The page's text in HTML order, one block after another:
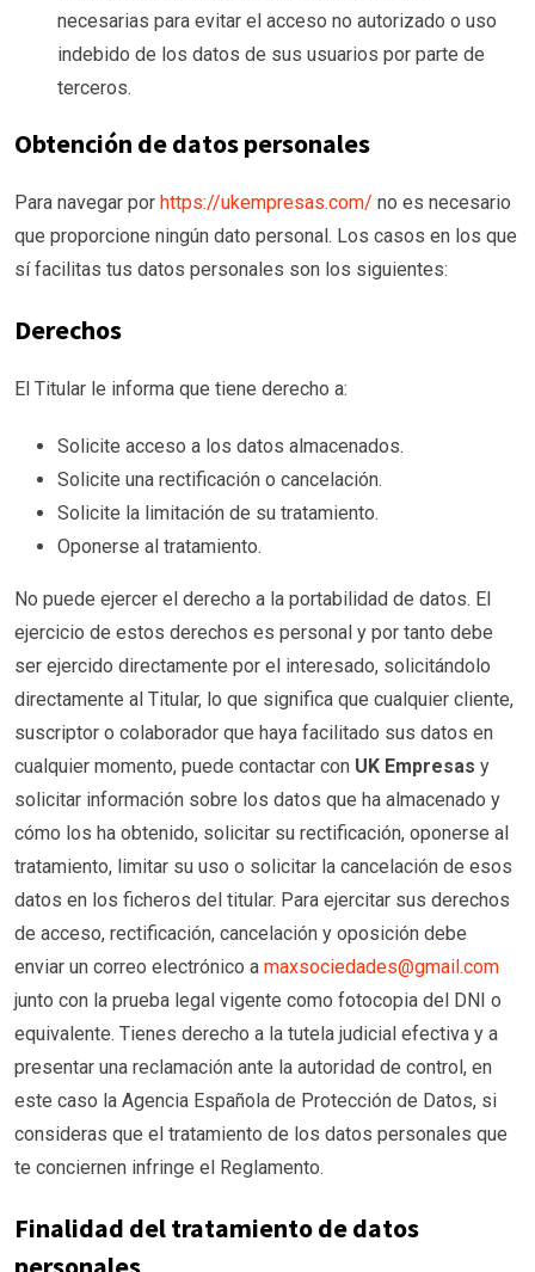
necesarias para evitar el acceso no autorizado o uso
indebido de los datos de sus usuarios por parte de
terceros.
Obtención de datos personales
Para navegar por https://ukempresas.com/ no es necesario
que proporcione ningún dato personal. Los casos en los que
sí facilitas tus datos personales son los siguientes:
Derechos
El Titular le informa que tiene derecho a:
Solicite acceso a los datos almacenados.
Solicite una rectificación o cancelación.
Solicite la limitación de su tratamiento.
Oponerse al tratamiento.
No puede ejercer el derecho a la portabilidad de datos. El
ejercicio de estos derechos es personal y por tanto debe
ser ejercido directamente por el interesado, solicitándolo
directamente al Titular, lo que significa que cualquier cliente,
suscriptor o colaborador que haya facilitado sus datos en
cualquier momento, puede contactar con UK Empresas y
solicitar información sobre los datos que ha almacenado y
cómo los ha obtenido, solicitar su rectificación, oponerse al
tratamiento, limitar su uso o solicitar la cancelación de esos
datos en los ficheros del titular. Para ejercitar sus derechos
de acceso, rectificación, cancelación y oposición debe
enviar un correo electrónico a maxsociedades@gmail.com
junto con la prueba legal vigente como fotocopia del DNI o
equivalente. Tienes derecho a la tutela judicial efectiva y a
presentar una reclamación ante la autoridad de control, en
este caso la Agencia Española de Protección de Datos, si
consideras que el tratamiento de los datos personales que
te conciernen infringe el Reglamento.
Finalidad del tratamiento de datos